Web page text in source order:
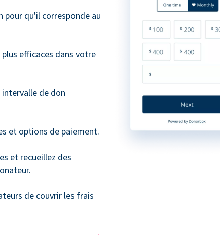
pour qu'il corresponde au
efficaces dans votre
de don
et options de paiement.
et recueillez des
de couvrir les frais